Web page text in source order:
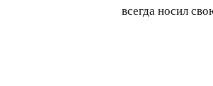
всегда носил